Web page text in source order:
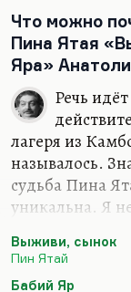
Что можно
Пина Ятая
Яра»
Речь
лагеря из
называлось.
судьба Пина
уникальна. Я
принести мне
Выживи, сынок
Пин Ятай
Бабий Яр